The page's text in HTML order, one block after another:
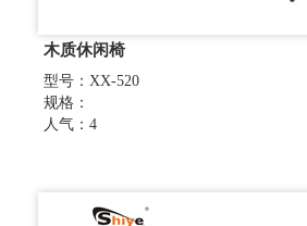
木质休闲椅
型号：XX-520
规格：
人气：4